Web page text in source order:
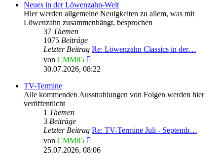
Neues in der Löwenzahn-Welt
Hier werden allgemeine Neuigkeiten zu allem, was mit
Löwenzahn zusammenhängt, besprochen
37 Themen
1075 Beiträge
Letzter Beitrag Re: Löwenzahn Classics in der…
von CMM85
Beitrag
30.07.2026, 08:22
TV-Termine
Alle kommenden Ausstrahlungen von Folgen werden hier
veröffentlicht
1 Themen
3 Beiträge
Letzter Beitrag Re: TV-Termine Juli - Septemb…
von CMM85
Beitrag
25.07.2026, 08:06